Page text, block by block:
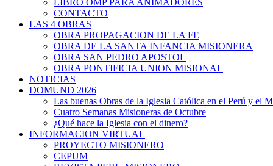
LIBRO OMP PARA ANIMADORES
CONTACTO
LAS 4 OBRAS
OBRA PROPAGACION DE LA FE
OBRA DE LA SANTA INFANCIA MISIONERA
OBRA SAN PEDRO APOSTOL
OBRA PONTIFICIA UNION MISIONAL
NOTICIAS
DOMUND 2026
Las buenas Obras de la Iglesia Católica en el Perú y el
Cuatro Semanas Misioneras de Octubre
¿Qué hace la Iglesia con el dinero?
INFORMACION VIRTUAL
PROYECTO MISIONERO
CEPUM